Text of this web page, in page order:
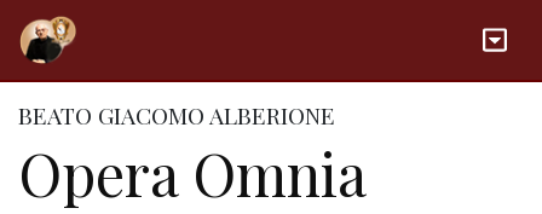
BEATO GIACOMO ALBERIONE
Opera Omnia